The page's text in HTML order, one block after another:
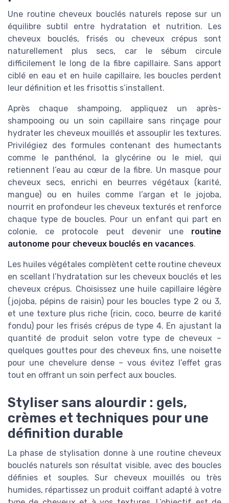
Une routine cheveux bouclés naturels repose sur un
équilibre subtil entre hydratation et nutrition. Les
cheveux bouclés, frisés ou cheveux crépus sont
naturellement plus secs, car le sébum circule
difficilement le long de la fibre capillaire. Sans apport
ciblé en eau et en huile capillaire, les boucles perdent
leur définition et les frisottis s’installent.
Après chaque shampoing, appliquez un après-
shampooing ou un soin capillaire sans rinçage pour
hydrater les cheveux mouillés et assouplir les textures.
Privilégiez des formules contenant des humectants
comme le panthénol, la glycérine ou le miel, qui
retiennent l’eau au cœur de la fibre. Un masque pour
cheveux secs, enrichi en beurres végétaux (karité,
mangue) ou en huiles comme l’argan et le jojoba,
nourrit en profondeur les cheveux texturés et renforce
chaque type de boucles. Pour un enfant qui part en
colonie, ce protocole peut devenir une routine
autonome pour cheveux bouclés en vacances.
Les huiles végétales complètent cette routine cheveux
en scellant l’hydratation sur les cheveux bouclés et les
cheveux crépus. Choisissez une huile capillaire légère
(jojoba, pépins de raisin) pour les boucles type 2 ou 3,
et une texture plus riche (ricin, coco, beurre de karité
fondu) pour les frisés crépus de type 4. En ajustant la
quantité de produit selon votre type de cheveux –
quelques gouttes pour des cheveux fins, une noisette
pour une chevelure dense – vous évitez l’effet gras
tout en offrant un soin perfect aux boucles.
Styliser sans alourdir : gels,
crèmes et techniques pour une
définition durable
La phase de stylisation donne à une routine cheveux
bouclés naturels son résultat visible, avec des boucles
définies et souples. Sur cheveux mouillés ou très
humides, répartissez un produit coiffant adapté à votre